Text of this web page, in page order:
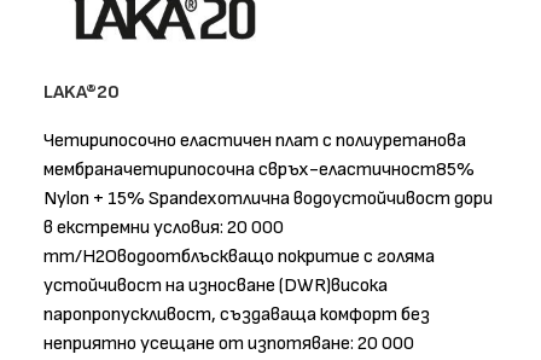
LAKA®20
Четирипосочно еластичен плат с полиуретанова
мембраначетирипосочна свръх-еластичност85%
Nylon + 15% Spandexотлична водоустойчивост дори
в екстремни условия: 20 000
mm/H2Oводоотблъскващо покритие с голяма
устойчивост на износване (DWR)висока
паропропускливост, създаваща комфорт без
неприятно усещане от изпотяване: 20 000